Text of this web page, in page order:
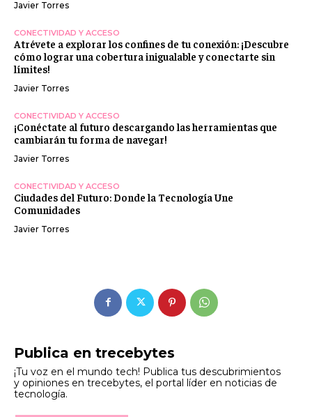
Publica en trecebytes
¡Tu voz en el mundo tech! Publica tus descubrimientos
y opiniones en trecebytes, el portal líder en noticias de
tecnología.
Javier Torres
CONECTIVIDAD Y ACCESO
Atrévete a explorar los confines de tu conexión: ¡Descubre
cómo lograr una cobertura inigualable y conectarte sin
límites!
Javier Torres
CONECTIVIDAD Y ACCESO
¡Conéctate al futuro descargando las herramientas que
cambiarán tu forma de navegar!
Javier Torres
CONECTIVIDAD Y ACCESO
Ciudades del Futuro: Donde la Tecnología Une
Comunidades
Javier Torres